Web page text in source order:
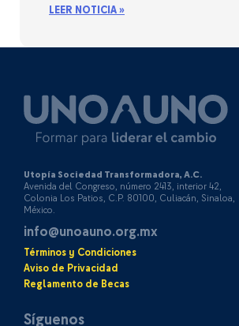
LEER NOTICIA »
Utopía Sociedad Transformadora, A.C.
Avenida del Congreso, número 2413, interior 42,
Colonia Los Patios, C.P. 80100, Culiacán, Sinaloa,
México.
info@unoauno.org.mx
Términos y Condiciones
Aviso de Privacidad
Reglamento de Becas
Síguenos